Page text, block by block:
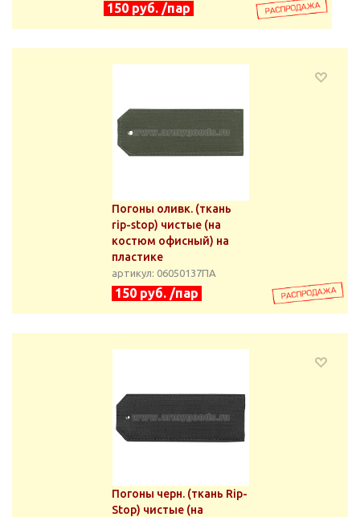
150 руб. /пар
Погоны оливк. (ткань
rip-stop) чистые (на
костюм офисный) на
пластике
артикул: 06050137ПА
150 руб. /пар
Погоны черн. (ткань Rip-
Stop) чистые (на